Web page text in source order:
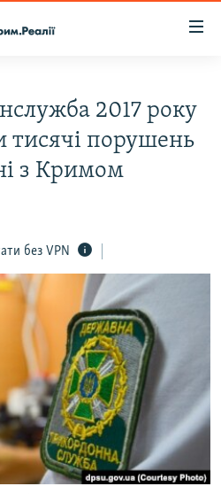
2017 року
тисячі порушень
з Кримом
без VPN